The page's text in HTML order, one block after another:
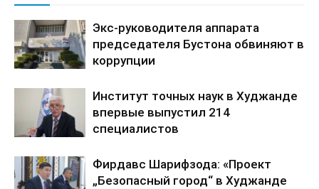
Экс-руководителя аппарата
председателя Бустона обвиняют в
коррупции
Институт точных наук в Худжанде
впервые выпустил 214
специалистов
Фирдавс Шарифзода: «Проект
„Безопасный город“ в Худжанде